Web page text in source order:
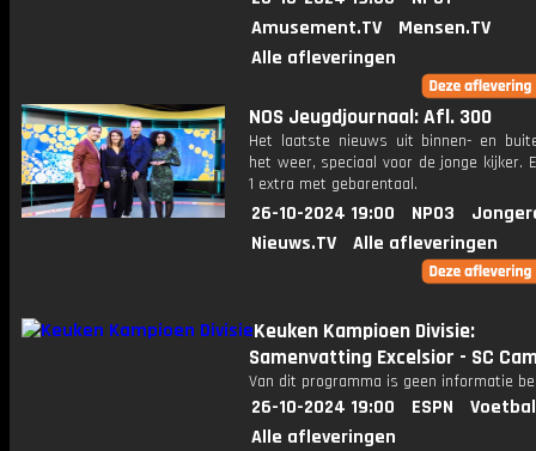
Amusement.TV
Mensen.TV
Alle afleveringen
NOS Jeugdjournaal: Afl. 300
Het laatste nieuws uit binnen- en
het weer, speciaal voor de jonge kijker.
1 extra met gebarentaal.
26-10-2024 19:00 NPO3
Nieuws.TV
Alle afleveringen
Keuken Kampioen Divisie:
Samenvatting Excelsior - SC
Van dit programma is geen informatie
26-10-2024 19:00 ESPN
Alle afleveringen